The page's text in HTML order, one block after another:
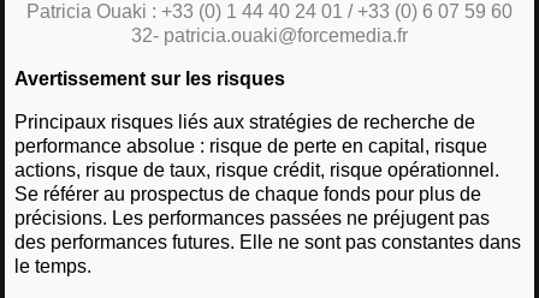
Patricia Ouaki : +33 (0) 1 44 40 24 01 / +33 (0) 6 07 59 60
32- patricia.ouaki@forcemedia.fr
Avertissement sur les risques
Principaux risques liés aux stratégies de recherche de
performance absolue : risque de perte en capital, risque
actions, risque de taux, risque crédit, risque opérationnel.
Se référer au prospectus de chaque fonds pour plus de
précisions. Les performances passées ne préjugent pas
des performances futures. Elle ne sont pas constantes dans
le temps.